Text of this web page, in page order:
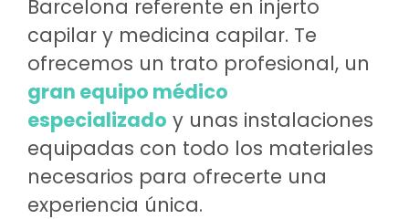
Barcelona referente en injerto
capilar y medicina capilar. Te
ofrecemos un trato profesional, un
gran equipo médico
especializado y unas instalaciones
equipadas con todo los materiales
necesarios para ofrecerte una
experiencia única.